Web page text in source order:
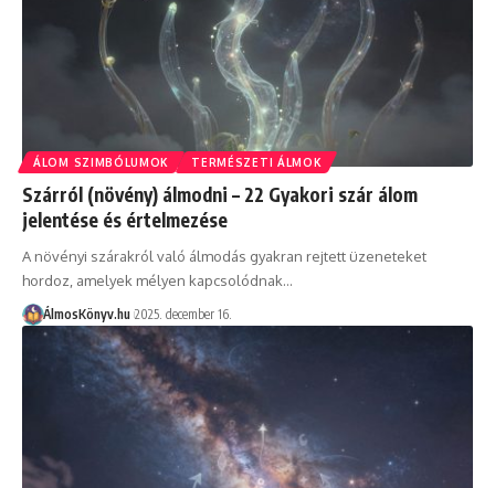
ÁLOM SZIMBÓLUMOK TERMÉSZETI ÁLMOK
Szárról (növény) álmodni – 22 Gyakori szár álom
jelentése és értelmezése
A növényi szárakról való álmodás gyakran rejtett üzeneteket
hordoz, amelyek mélyen kapcsolódnak…
ÁlmosKönyv.hu 2025. december 16.